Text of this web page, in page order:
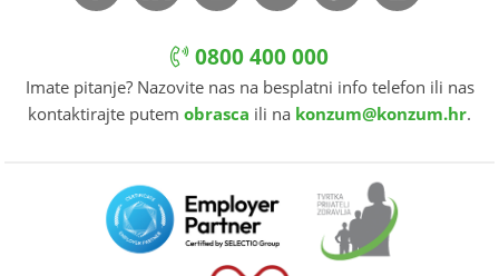
0800 400 000
Imate pitanje? Nazovite nas na besplatni info telefon ili nas
kontaktirajte putem obrasca ili na konzum@konzum.hr.